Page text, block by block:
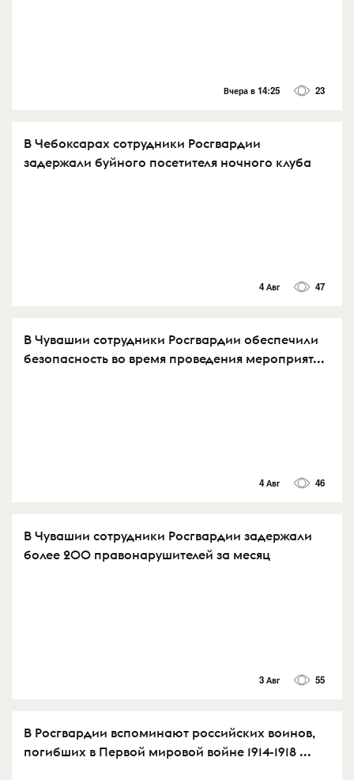
Вчера в 14:25 23
В Чебоксарах сотрудники Росгвардии
задержали буйного посетителя ночного клуба
4 Авг 47
В Чувашии сотрудники Росгвардии обеспечили
безопасность во время проведения мероприят...
4 Авг 46
В Чувашии сотрудники Росгвардии задержали
более 200 правонарушителей за месяц
3 Авг 55
В Росгвардии вспоминают российских воинов,
погибших в Первой мировой войне 1914-1918 ...